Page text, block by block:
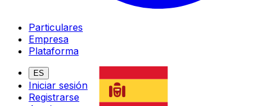
Particulares
Empresa
Plataforma
ES
Iniciar sesión
Registrarse